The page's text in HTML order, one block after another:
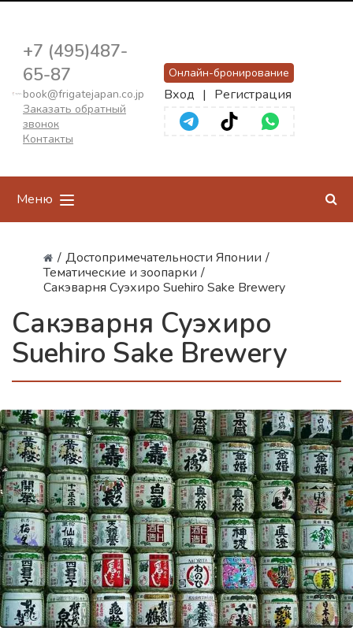
+7 (495)487-
65-87
book@frigatejapan.co.jp
Заказать обратный
звонок
Контакты
Онлайн-бронирование
Вход | Регистрация
Меню
/ Достопримечательности Японии /
Тематические и зоопарки /
Сакэварня Суэхиро Suehiro Sake Brewery
Сакэварня Суэхиро
Suehiro Sake Brewery